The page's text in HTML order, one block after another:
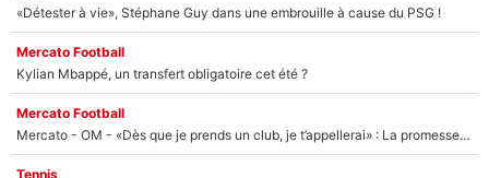
«Détester à vie», Stéphane Guy dans une embrouille à cause du PSG !
Mercato Football
Kylian Mbappé, un transfert obligatoire cet été ?
Mercato Football
Mercato - OM - «Dès que je prends un club, je t’appellerai» : La promesse de Marcelino au moment de claquer la porte
Tennis